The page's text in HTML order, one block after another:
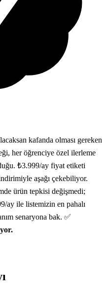
kafanda olması gereken
her öğrenciye özel ilerleme
₺3.999/ay fiyat etiketi
aşağı çekebiliyor.
ürün tepkisi değişmedi;
ay ile listemizin en pahalı
senaryona bak. ✅